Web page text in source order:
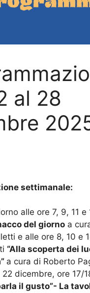
al 28
settimanale:
alle ore 7, 9, 11 e
del giorno a
e alle ore 8, 10 e
“Alla scoperta dei
a cura di Roberto
22 dicembre, ore 17/
il gusto”- La